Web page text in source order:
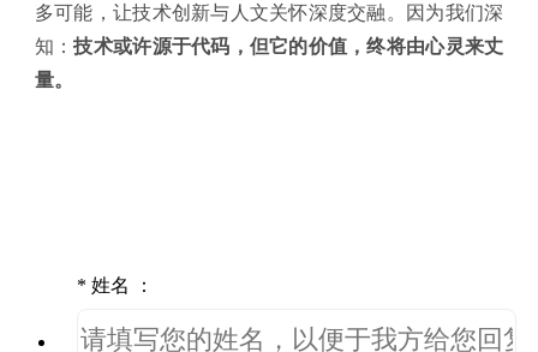
多可能，让技术创新与人文关怀深度交融。因为我们深
知：技术或许源于代码，但它的价值，终将由心灵来丈
量。
* 姓名 ：